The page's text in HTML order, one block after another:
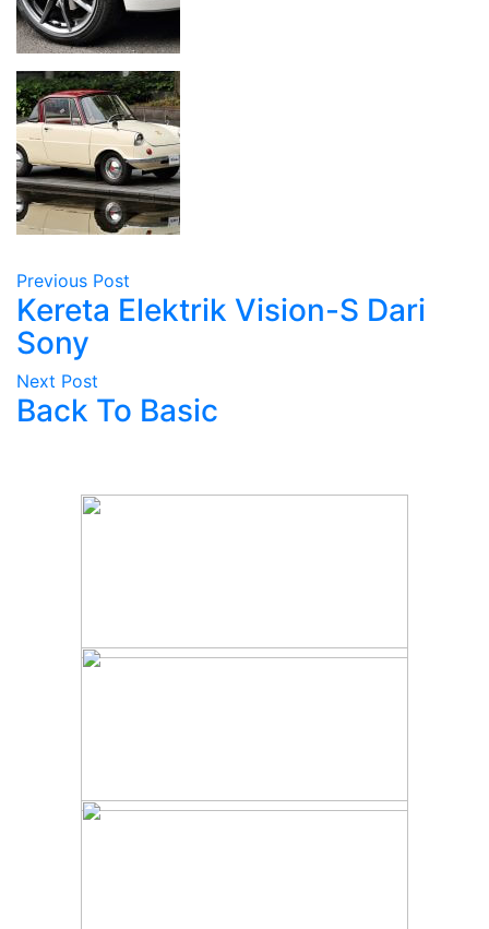
Previous Post
Kereta Elektrik Vision-S Dari
Sony
Next Post
Back To Basic